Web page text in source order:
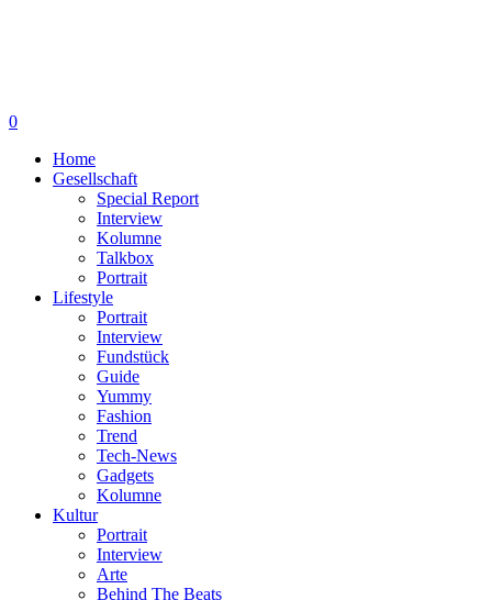
0
Home
Gesellschaft
Special Report
Interview
Kolumne
Talkbox
Portrait
Lifestyle
Portrait
Interview
Fundstück
Guide
Yummy
Fashion
Trend
Tech-News
Gadgets
Kolumne
Kultur
Portrait
Interview
Arte
Behind The Beats